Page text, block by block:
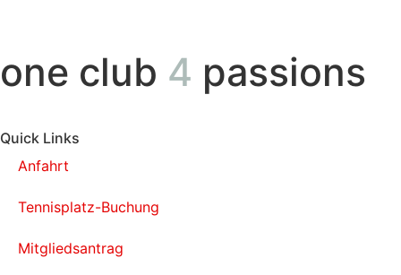
one club 4 passions
Quick Links
Anfahrt
Tennisplatz-Buchung
Mitgliedsantrag